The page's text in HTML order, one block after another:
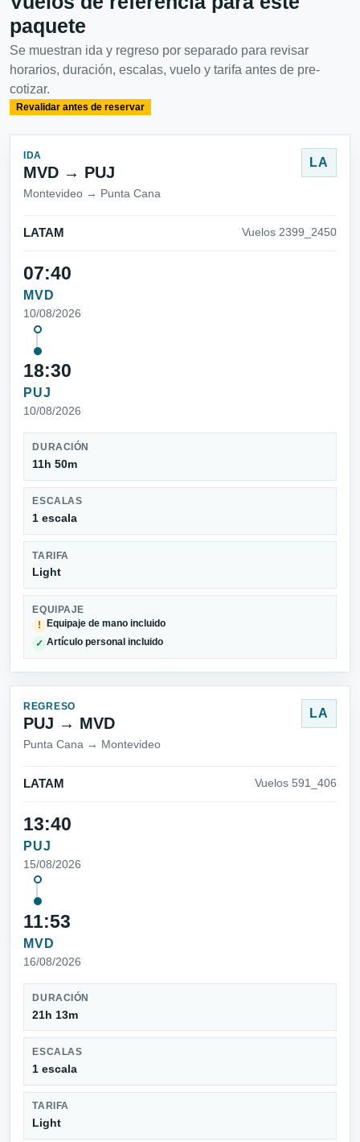
paquete
Se muestran ida y regreso por separado para revisar
horarios, duración, escalas, vuelo y tarifa antes de pre-
cotizar.
Revalidar antes de reservar
IDA
MVD → PUJ
Montevideo → Punta Cana
LA
LATAM Vuelos 2399_2450
07:40
MVD
10/08/2026
18:30
PUJ
10/08/2026
DURACIÓN
11h 50m
ESCALAS
1 escala
TARIFA
Light
EQUIPAJE
!
Equipaje de mano incluido
✓ Artículo personal incluido
REGRESO
PUJ → MVD
Punta Cana → Montevideo
LA
LATAM Vuelos 591_406
13:40
PUJ
15/08/2026
11:53
MVD
16/08/2026
DURACIÓN
21h 13m
ESCALAS
1 escala
TARIFA
Light